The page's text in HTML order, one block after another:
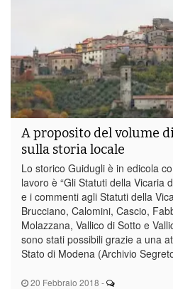
20 Febbraio 2018 -
A proposito del volume
sulla storia locale
Lo storico Guidugli è in edicola
lavoro è “Gli Statuti della Vicaria
e i commenti agli Statuti della
Brucciano, Calomini, Cascio,
Molazzana, Vallico di Sotto e
sono stati possibili grazie a una
Stato di Modena (Archivio